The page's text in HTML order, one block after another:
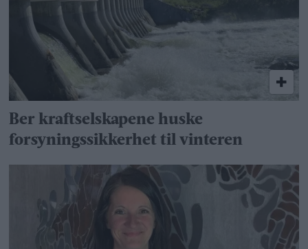
Ber kraftselskapene huske
forsyningssikkerhet til vinteren